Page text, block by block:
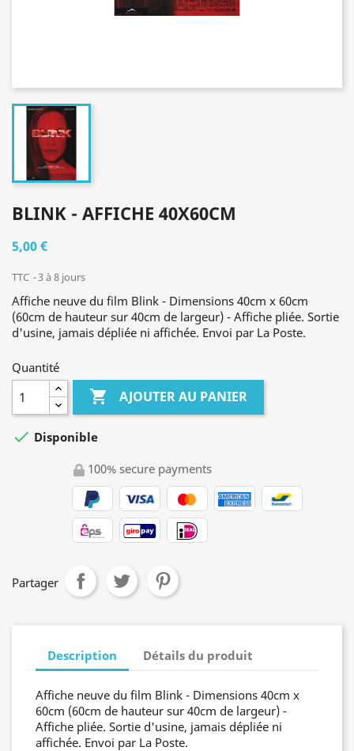
BLINK - AFFICHE 40X60CM
5,00 €
TTC 3 à 8 jours
Affiche neuve du film Blink - Dimensions 40cm x 60cm
(60cm de hauteur sur 40cm de largeur) - Affiche pliée. Sortie
d'usine, jamais dépliée ni affichée. Envoi par La Poste.
Quantité
 AJOUTER AU PANIER
 Disponible
100% secure payments
Partager
Description Détails du produit
Affiche neuve du film Blink - Dimensions 40cm x
60cm (60cm de hauteur sur 40cm de largeur) -
Affiche pliée. Sortie d'usine, jamais dépliée ni
affichée. Envoi par La Poste.